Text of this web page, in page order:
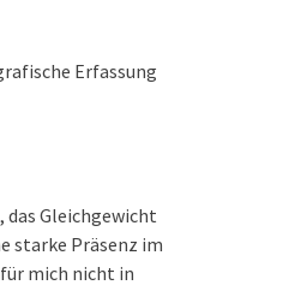
Erfassung
das Gleichgewicht
starke Präsenz im
mich nicht in